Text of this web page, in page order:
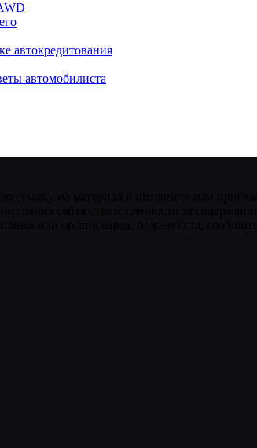
автокредитования
автомобилиста